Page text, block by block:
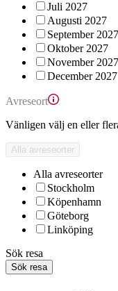
Juli 2027
Augusti 2027
September 2027
Oktober 2027
November 2027
December 2027
Avreseort
Vänligen välj en eller
Alla avreseorter
Alla avreseorter
Stockholm
Köpenhamn
Göteborg
Linköping
Sök resa
Sök resa